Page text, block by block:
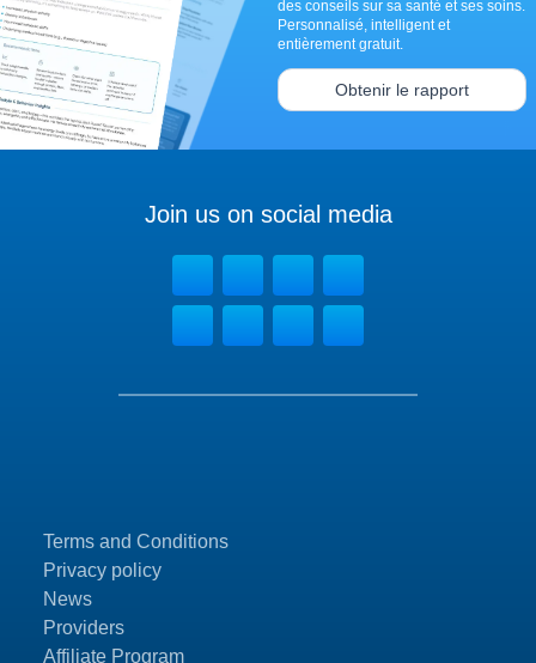
des conseils sur sa santé et ses soins.
Personnalisé, intelligent et
entièrement gratuit.
Obtenir le rapport
Terms and Conditions
Privacy policy
News
Providers
Affiliate Program
Join us on social media